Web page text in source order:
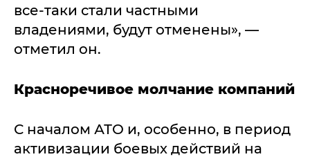
все-таки стали частными
владениями, будут отменены», —
отметил он.
Красноречивое молчание компаний
С началом АТО и, особенно, в период
активизации боевых действий на